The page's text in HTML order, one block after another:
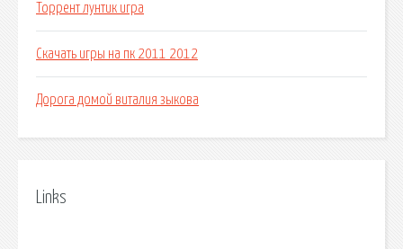
Торрент лунтик игра
Скачать игры на пк 2011 2012
Дорога домой виталия зыкова
Links